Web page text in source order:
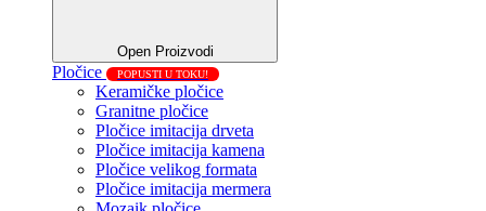
Open Proizvodi
Pločice POPUSTI U TOKU!
Keramičke pločice
Granitne pločice
Pločice imitacija drveta
Pločice imitacija kamena
Pločice velikog formata
Pločice imitacija mermera